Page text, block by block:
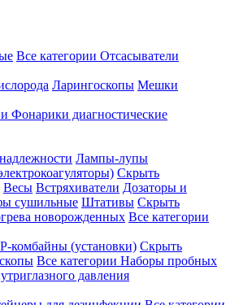
Все категории Отсасыватели
Ларингоскопы Мешки
Фонарики диагностические
Лампы-лупы
Скрыть
Весы Встряхиватели Дозаторы и
сушильные Штативы Скрыть
новорожденных Все категории
комбайны (установки) Скрыть
Все категории Наборы пробных
давления